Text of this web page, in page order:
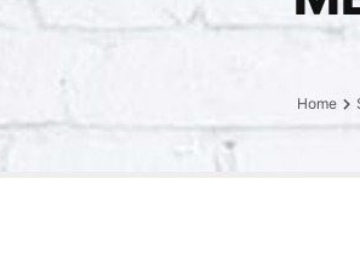
Home